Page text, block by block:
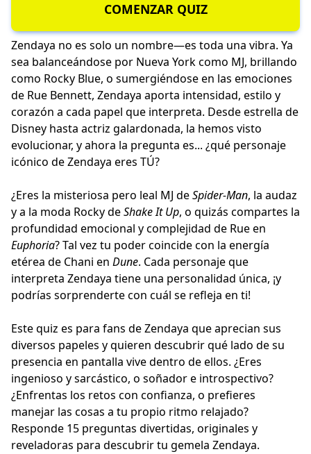
COMENZAR QUIZ
Zendaya no es solo un nombre—es toda una vibra. Ya
sea balanceándose por Nueva York como MJ, brillando
como Rocky Blue, o sumergiéndose en las emociones
de Rue Bennett, Zendaya aporta intensidad, estilo y
corazón a cada papel que interpreta. Desde estrella de
Disney hasta actriz galardonada, la hemos visto
evolucionar, y ahora la pregunta es... ¿qué personaje
icónico de Zendaya eres TÚ?
¿Eres la misteriosa pero leal MJ deSpider-Man, la audaz
y a la moda Rocky deShake It Up, o quizás compartes la
profundidad emocional y complejidad de Rue en
Euphoria? Tal vez tu poder coincide con la energía
etérea de Chani en Dune. Cada personaje que
interpreta Zendaya tiene una personalidad única, ¡y
podrías sorprenderte con cuál se refleja en ti!
Este quiz es para fans de Zendaya que aprecian sus
diversos papeles y quieren descubrir qué lado de su
presencia en pantalla vive dentro de ellos. ¿Eres
ingenioso y sarcástico, o soñador e introspectivo?
¿Enfrentas los retos con confianza, o prefieres
manejar las cosas a tu propio ritmo relajado?
Responde 15 preguntas divertidas, originales y
reveladoras para descubrir tu gemela Zendaya.